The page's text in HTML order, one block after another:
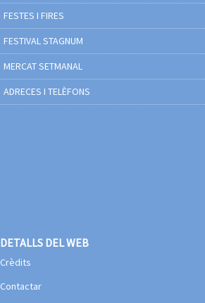
FESTES I FIRES
FESTIVAL STAGNUM
MERCAT SETMANAL
ADRECES I TELÈFONS
DETALLS DEL WEB
Crèdits
Contactar